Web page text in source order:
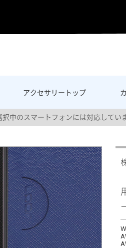
アクセサリー トップ
中のスマートフォンには対応してい